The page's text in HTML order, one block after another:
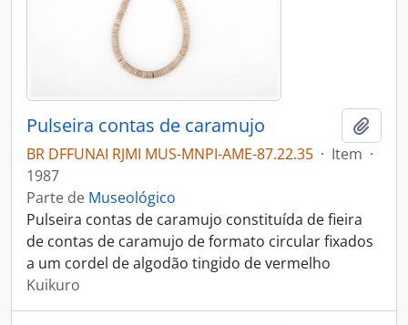
Pulseira contas de caramujo
BR DFFUNAI RJMI MUS-MNPI-AME-87.22.35 · Item ·
1987
Parte de Museológico
Pulseira contas de caramujo constituída de fieira
de contas de caramujo de formato circular fixados
a um cordel de algodão tingido de vermelho
Kuikuro